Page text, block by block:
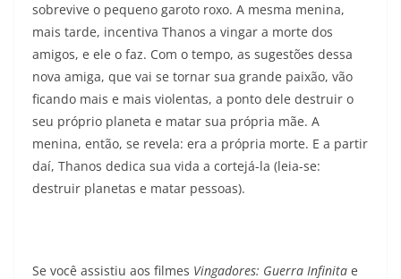
sobrevive o pequeno garoto roxo. A mesma menina,
mais tarde, incentiva Thanos a vingar a morte dos
amigos, e ele o faz. Com o tempo, as sugestões dessa
nova amiga, que vai se tornar sua grande paixão, vão
ficando mais e mais violentas, a ponto dele destruir o
seu próprio planeta e matar sua própria mãe. A
menina, então, se revela: era a própria morte. E a partir
daí, Thanos dedica sua vida a cortejá-la (leia-se:
destruir planetas e matar pessoas).
Se você assistiu aos filmes Vingadores: Guerra Infinita e